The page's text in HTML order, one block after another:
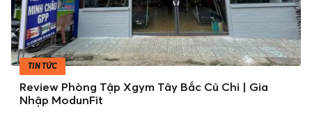
TIN TỨC
Review Phòng Tập Xgym Tây Bắc Củ Chi | Gia
Nhập ModunFit